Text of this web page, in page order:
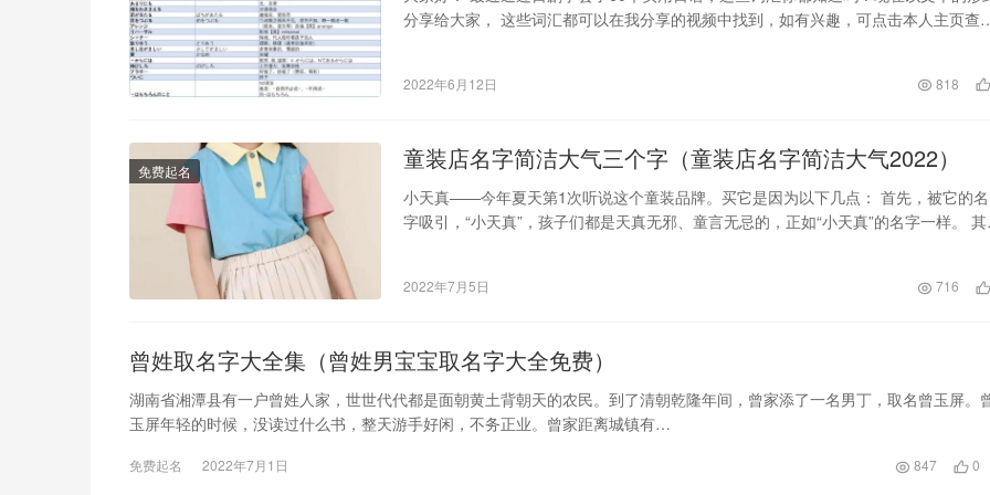
分享给大家， 这些词汇都可以在我分享的视频中找到，如有兴趣，可点击本人主页查
2022年6月12日 818
免费起名 童装店名字简洁大气三个字（童装店名字简洁大气2022）
小天真——今年夏天第1次听说这个童装品牌。买它是因为以下几点： 首先，被它的名
字吸引，“小天真”，孩子们都是天真无邪、童言无忌的，正如“小天真”的名字一样。 其
2022年7月5日 716
曾姓取名字大全集（曾姓男宝宝取名字大全免费）
湖南省湘潭县有一户曾姓人家，世世代代都是面朝黄土背朝天的农民。到了清朝乾隆年间，曾家添了一名男丁，取名曾玉屏。
玉屏年轻的时候，没读过什么书，整天游手好闲，不务正业。曾家距离城镇有…
免费起名 2022年7月1日 847 0